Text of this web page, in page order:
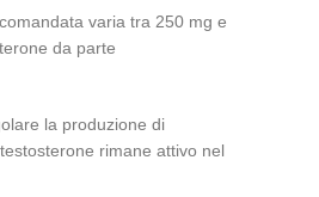
varia tra 250 mg e
da parte
la produzione di
rimane attivo nel